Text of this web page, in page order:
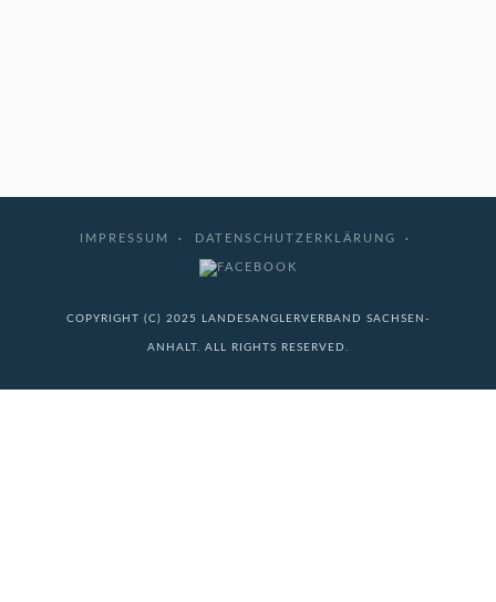
IMPRESSUM DATENSCHUTZERKLÄRUNG
COPYRIGHT (C) 2025 LANDESANGLERVERBAND SACHSEN-
ANHALT. ALL RIGHTS RESERVED.